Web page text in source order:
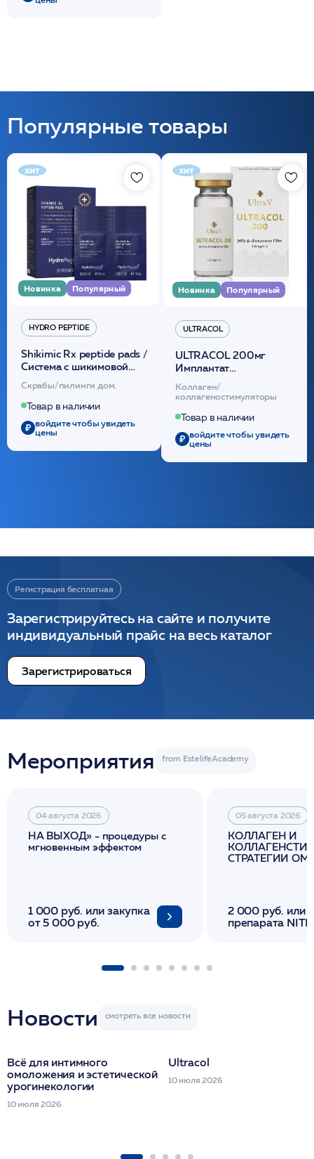
Популярные товары
хит
Новинка Популярный
HYDRO PEPTIDE
Shikimic Rx peptide pads /
Cистема с шикимовой
кислотой обновляющая
(30шт) /HP
Скрабы/пилинги дом.
Товар в наличии
войдите чтобы увидеть
цены
хит
Новинка Популярный
ULTRACOL
ULTRACOL 200мг
Имплантат
внутридермальный,
стерильный на основе
полидиоксанона
/ULTRACOL
Коллаген/
коллагеностимуляторы
Товар в наличии
войдите чтобы увидеть
цены
Регистрация бесплатная
Зарегистрируйтесь на сайте и получите
индивидуальный прайс на весь каталог
Зарегистрироваться
Мероприятия
04 августа 2026
НА ВЫХОД» - процедуры с
мгновенным эффектом
1 000 руб. или закупка
от 5 000 руб.
05 августа 2026
КОЛЛАГЕН И
СТРАТЕГИИ
2 000 руб. или
препарата
Новости
Всё для интимного
омоложения и эстетической
урогинекологии
10 июля 2026
Ultracol
10 июля 2026